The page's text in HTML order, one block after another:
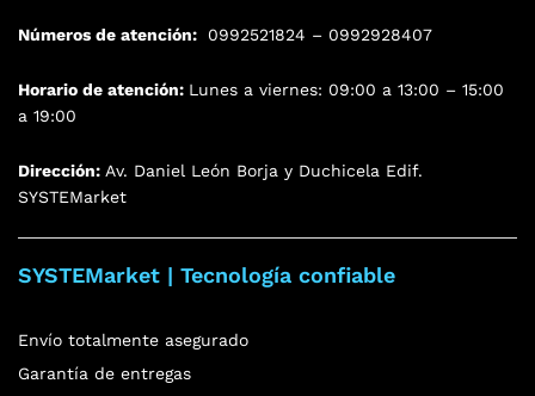
Números de atención: 0992521824 – 0992928407
Horario de atención: Lunes a viernes: 09:00 a 13:00 – 15:00
a 19:00
Dirección: Av. Daniel León Borja y Duchicela Edif.
SYSTEMarket
SYSTEMarket | Tecnología confiable
Envío totalmente asegurado
Garantía de entregas